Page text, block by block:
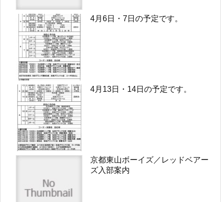
4月6日・7日の予定です。
4月13日・14日の予定です。
京都東山ボーイズ／レッドベアー
ズ入部案内